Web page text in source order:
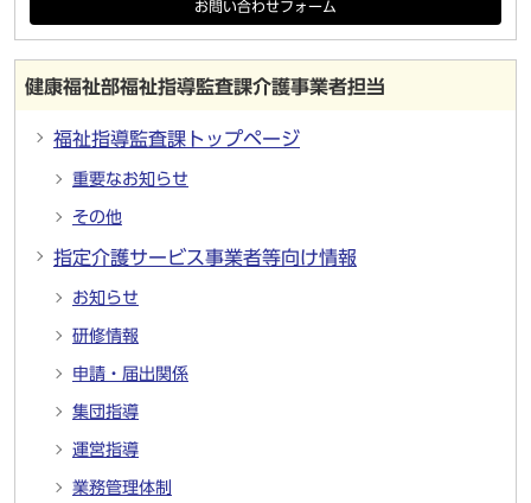
お問い合わせフォーム
健康福祉部福祉指導監査課介護事業者担当
福祉指導監査課トップページ
重要なお知らせ
その他
指定介護サービス事業者等向け情報
お知らせ
研修情報
申請・届出関係
集団指導
運営指導
業務管理体制